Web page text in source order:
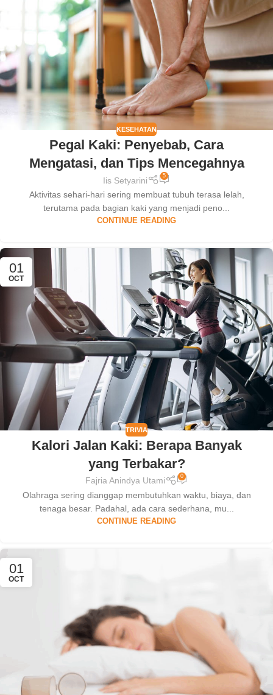
KESEHATAN
Pegal Kaki: Penyebab, Cara
Mengatasi, dan Tips Mencegahnya
Iis Setyarini 5
Aktivitas sehari-hari sering membuat tubuh terasa lelah,
terutama pada bagian kaki yang menjadi peno...
CONTINUE READING
01
OCT
TRIVIA
Kalori Jalan Kaki: Berapa Banyak
yang Terbakar?
Fajria Anindya Utami 0
Olahraga sering dianggap membutuhkan waktu, biaya, dan
tenaga besar. Padahal, ada cara sederhana, mu...
CONTINUE READING
01
OCT